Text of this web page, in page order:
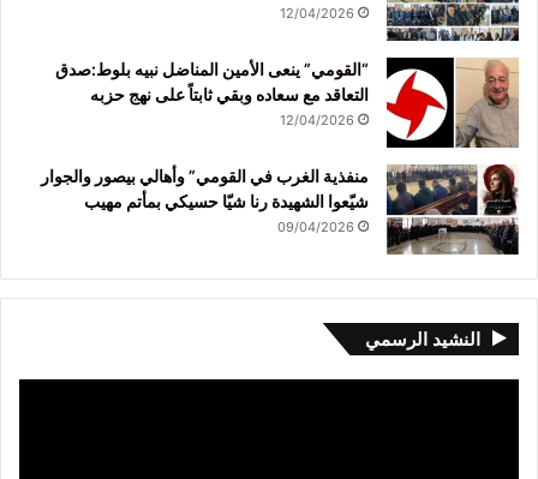
12/04/2026
“القومي” ينعى الأمين المناضل نبيه بلوط:صدق
التعاقد مع سعاده وبقي ثابتاً على نهج حزبه
12/04/2026
منفذية الغرب في القومي” وأهالي بيصور والجوار
شيّعوا الشهيدة رنا شيّا حسيكي بمأتم مهيب
09/04/2026
النشيد الرسمي